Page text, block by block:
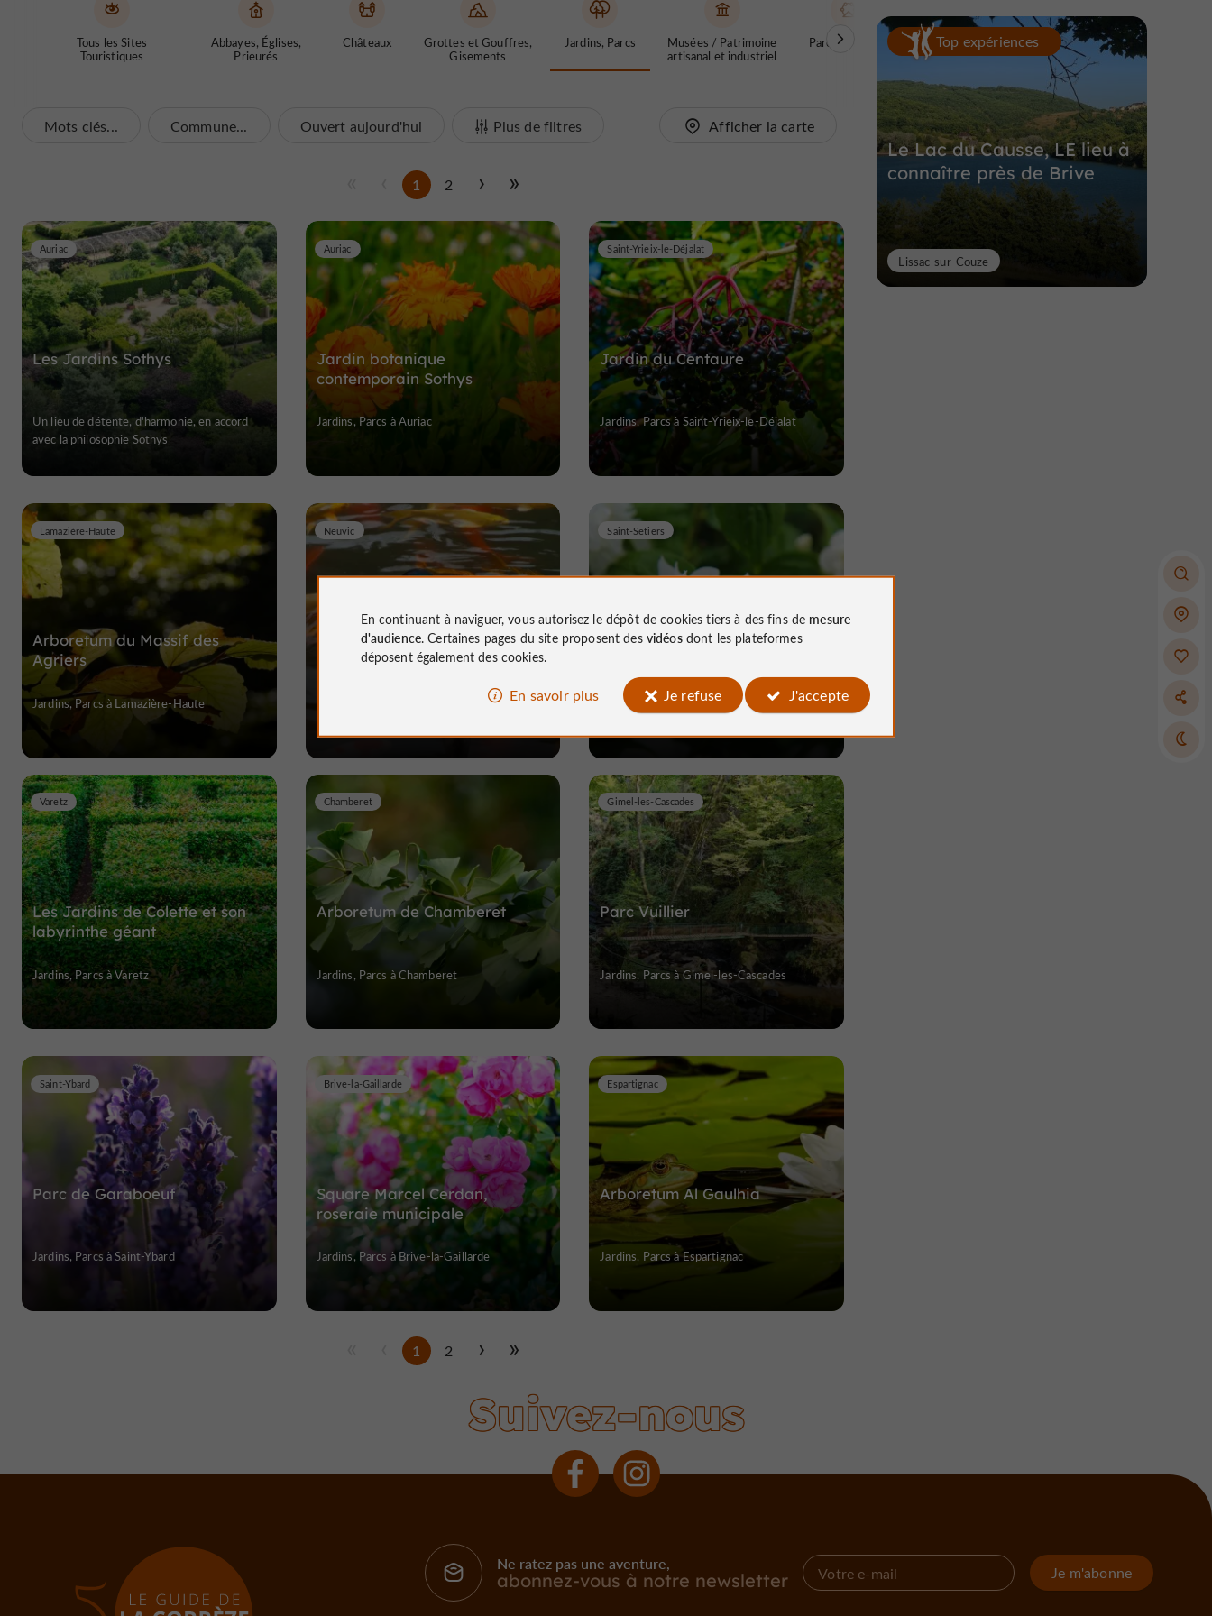
Tous les Sites
Touristiques
Abbayes, Églises,
Prieurés
Châteaux
Grottes et Gouffres,
Gisements
Jardins, Parcs
Musées / Patrimoine
artisanal et industriel
Parcs à thèmes
Sites Naturels / Parcs
Naturels
Visites Insolites
Mots clés... Commune... Ouvert aujourd'hui Plus de filtres Afficher la carte
1 2
Les Jardins Sothys
Auriac
Un lieu de détente, d'harmonie, en accord
avec la philosophie Sothys
Jardin botanique
contemporain Sothys
Auriac
Jardins, Parcs à Auriac
Jardin du Centaure
Saint-Yrieix-le-Déjalat
Jardins, Parcs à Saint-Yrieix-le-Déjalat
Arboretum du Massif des
Agriers
Lamazière-Haute
Jardins, Parcs à Lamazière-Haute
Arboretum du Château de
Neuvic d'Ussel
Neuvic
Jardins, Parcs à Neuvic
Parc Arboretum de Saint-
Saint-Setiers
Jardins, Parcs à Saint-Setiers
Les Jardins de Colette et son
labyrinthe géant
Varetz
Jardins, Parcs à Varetz
Arboretum de Chamberet
Chamberet
Jardins, Parcs à Chamberet
Parc Vuillier
Gimel-les-Cascades
Jardins, Parcs à Gimel-les-Cascades
Parc de Garaboeuf
Saint-Ybard
Jardins, Parcs à Saint-Ybard
Square Marcel Cerdan,
roseraie municipale
Brive-la-Gaillarde
Jardins, Parcs à Brive-la-Gaillarde
Arboretum Al Gaulhia
Espartignac
Jardins, Parcs à Espartignac
1 2
Top expériences
Le Lac du Causse, LE lieu à
connaître près de Brive
Lissac-sur-Couze
Suivez-nous
Ne ratez pas une aventure,
abonnez-vous à notre newsletter Je m'abonne
En continuant à naviguer, vous autorisez le dépôt de cookies tiers à des fins de mesure
d'audience. Certaines pages du site proposent des vidéosdont les plateformes
déposent également des cookies.
En savoir plus Je refuse J'accepte